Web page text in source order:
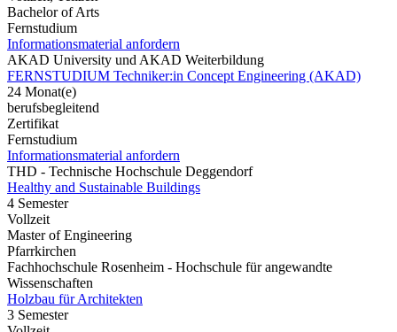
Bachelor of Arts
Fernstudium
Informationsmaterial anfordern
AKAD University und AKAD Weiterbildung
FERNSTUDIUM Techniker:in Concept Engineering (AKAD)
24 Monat(e)
berufsbegleitend
Zertifikat
Fernstudium
Informationsmaterial anfordern
THD - Technische Hochschule Deggendorf
Healthy and Sustainable Buildings
4 Semester
Vollzeit
Master of Engineering
Pfarrkirchen
Fachhochschule Rosenheim - Hochschule für angewandte
Wissenschaften
Holzbau für Architekten
3 Semester